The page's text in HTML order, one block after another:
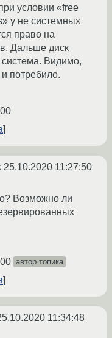
условии «free
у не системных
право на
Дальше диск
система. Видимо,
и потребило.
25.10.2020 11:27:50
Возможно ли
автор топика
11:34:48